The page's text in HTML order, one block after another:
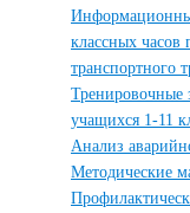
классных часов
транспортного
Тренировочные
учащихся 1-11
Анализ
Методические